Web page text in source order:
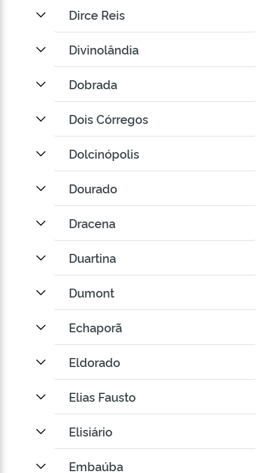
Dirce Reis
Divinolândia
Dobrada
Dois Córregos
Dolcinópolis
Dourado
Dracena
Duartina
Dumont
Echaporã
Eldorado
Elias Fausto
Elisiário
Embaúba